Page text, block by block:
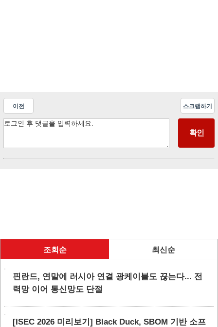
이전 스크랩하기
조회순 최신순
핀란드, 연말에 러시아 연결 광케이블도 끊는다... 전
력망 이어 통신망도 단절
[ISEC 2026 미리보기] Black Duck, SBOM 기반 소프